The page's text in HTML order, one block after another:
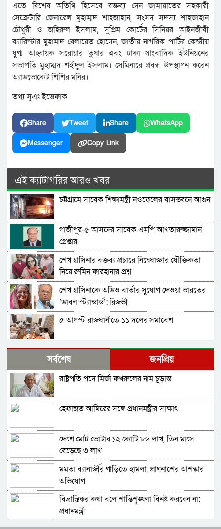
এতে বিশেষ অতিথি হিসেবে বক্তব্য দেন জামায়াতের সহকারী
সেক্রেটারি জেনারেল মুহাম্মদ শাহজাহান, সংসদ সদস্য শাহজাহান
চৌধুরী ও জহিরুল ইসলাম, সুপ্রিম কোর্টের সিনিয়র আইনজীবী
ব্যারিস্টার মুহাম্মদ বেলায়েত হোসেন, জাতীয় নাগরিক পার্টির কেন্দ্রীয়
যুগ্ম আহ্বায়ক সরোয়ার তুষার এবং ঢাকা সাংবাদিক ইউনিয়নের
সভাপতি মুহাম্মদ শহীদুল ইসলাম। সেমিনারে প্রবন্ধ উপস্থাপন করেন
অ্যাডভোকেট শিশির মনির।
তথ্য সুএঃ ইত্তেফাক
Share Tweet Share WhatsApp
Messenger Copy Link
এই ক্যাটাগরির আরও খবর
চট্টগ্রামে সাবেক শিক্ষামন্ত্রী নওফেলের বাসভবনে আগুন
গাজীপুর-৫ আসনের সাবেক এমপি আখতারুজ্জামান
গ্রেপ্তার
শেখ হাসিনার বক্তব্য প্রচারে নিষেধাজ্ঞার যৌক্তিকতা
নিয়ে রুমিন ফারহানার প্রশ্ন
শেখ হাসিনাকে অডিও বার্তার সুযোগ দেওয়া ভারতের
‘ডাবল স্ট্যান্ডার্ড’: রিজভী
৫ আগস্ট রাজধানীতে ১১ দলের সমাবেশ
শেখ হাসিনার সঙ্গে সংবাদ সম্মেলনে থাকছেন সজীব
ওয়াজেদ জয়
ক্ষমতাচ্যুতির দুই বছর: ৫ অগাস্ট ‘ভার্চুয়ালি সামনে
১১ দলের লিয়াজোঁ কমিটির বৈঠক, ৫ আগস্ট সমাবেশ
হাতকড়া আমাদের কাছে নববধূর চুড়ির মতো: কাদের
সিদ্দিকী
শাপলা চত্বর ‘গণহত্যা’ মামলায় লতিফ সিদ্দিকী গ্রেপ্তার
চুনারুঘাটের হত্যাচেষ্টা মামলায় ব্যারিস্টার সুমনের
জামিন
সর্বশেষ জনপ্রিয়
রাষ্ট্রপতি পদে মির্জা ফখরুলের নাম চূড়ান্ত
হেফাজত আমিরের সঙ্গে প্রধানমন্ত্রীর সাক্ষাৎ
দেশে মোট ভোটার ১২ কোটি ৮৬ লাখ, তিন মাসে
বেড়েছে ৩ লাখ
মমতা ব্যানার্জীর গাড়িতে হামলা, প্রাণনাশের আশঙ্কার
অভিযোগ
বিভ্রান্তিকর কথা বলে শান্তিশৃঙ্খলা বিনষ্ট করবেন না:
প্রধানমন্ত্রী